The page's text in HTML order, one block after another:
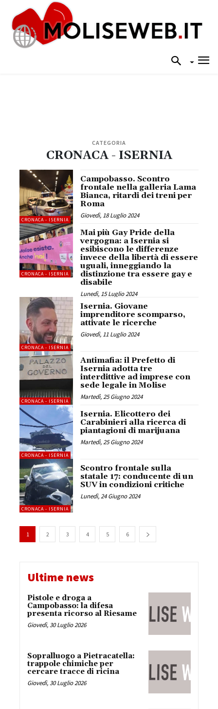
CATEGORIA
CRONACA - ISERNIA
CRONACA - ISERNIA
Campobasso. Scontro
frontale nella galleria Lama
Bianca, ritardi dei treni per
Roma
Giovedì, 18 Luglio 2024
CRONACA - ISERNIA
Mai più Gay Pride della
vergogna: a Isernia si
esibiscono le differenze
invece della libertà di essere
uguali, inneggiando la
distinzione tra essere gay e
disabile
Lunedì, 15 Luglio 2024
CRONACA - ISERNIA
Isernia. Giovane
imprenditore scomparso,
attivate le ricerche
Giovedì, 11 Luglio 2024
CRONACA - ISERNIA
Antimafia: il Prefetto di
Isernia adotta tre
interdittive ad imprese con
sede legale in Molise
Martedì, 25 Giugno 2024
CRONACA - ISERNIA
Isernia. Elicottero dei
Carabinieri alla ricerca di
piantagioni di marijuana
Martedì, 25 Giugno 2024
CRONACA - ISERNIA
Scontro frontale sulla
statale 17: conducente di un
SUV in condizioni critiche
Lunedì, 24 Giugno 2024
1 2 3 4 5 6
Ultime news
Pistole e droga a
Campobasso: la difesa
presenta ricorso al Riesame
Giovedì, 30 Luglio 2026
Sopralluogo a Pietracatella:
trappole chimiche per
cercare tracce di ricina
Giovedì, 30 Luglio 2026